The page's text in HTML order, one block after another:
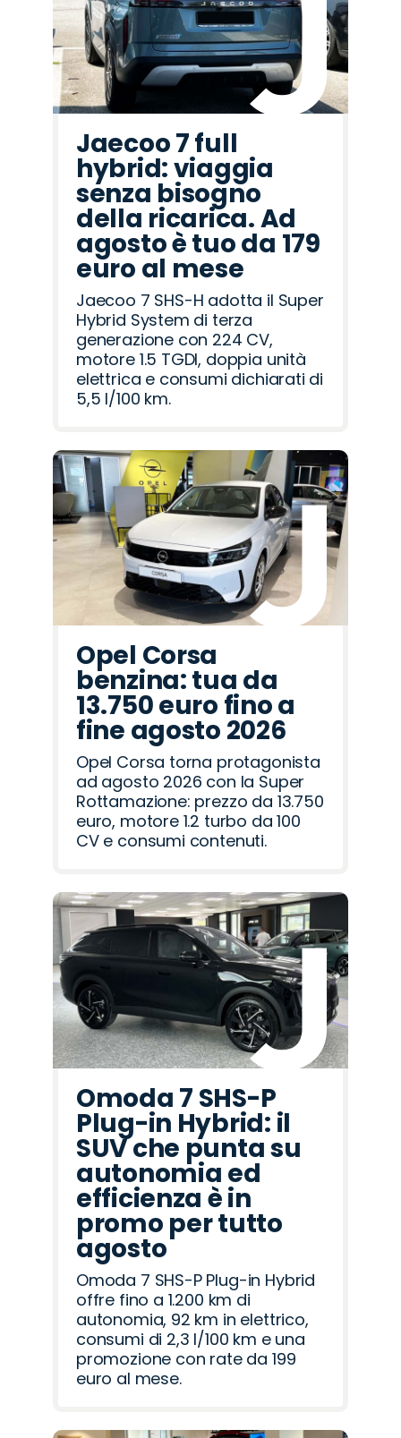
Jaecoo 7 full
hybrid: viaggia
senza bisogno
della ricarica. Ad
agosto è tuo da 179
euro al mese
Jaecoo 7 SHS-H adotta il Super
Hybrid System di terza
generazione con 224 CV,
motore 1.5 TGDI, doppia unità
elettrica e consumi dichiarati di
5,5 l/100 km.
Opel Corsa
benzina: tua da
13.750 euro fino a
fine agosto 2026
Opel Corsa torna protagonista
ad agosto 2026 con la Super
Rottamazione: prezzo da 13.750
euro, motore 1.2 turbo da 100
CV e consumi contenuti.
Omoda 7 SHS-P
Plug-in Hybrid: il
SUV che punta su
autonomia ed
efficienza è in
promo per tutto
agosto
Omoda 7 SHS-P Plug-in Hybrid
offre fino a 1.200 km di
autonomia, 92 km in elettrico,
consumi di 2,3 l/100 km e una
promozione con rate da 199
euro al mese.